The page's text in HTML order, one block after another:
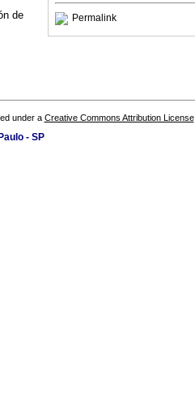
Permalink
de
under a Creative Commons Attribution License
- SP